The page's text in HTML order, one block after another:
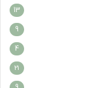
13
9
4
21